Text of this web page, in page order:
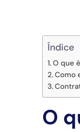
Índice
O que
Como
O